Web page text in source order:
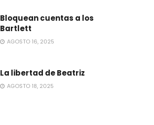
Bloquean cuentas a los
Bartlett
AGOSTO 16, 2025
La libertad de Beatriz
AGOSTO 18, 2025